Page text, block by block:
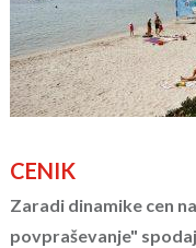
CENIK
Zaradi dinamike cen
povpraševanje"